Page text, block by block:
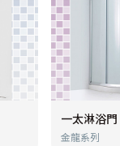
一太淋浴門
金龍系列